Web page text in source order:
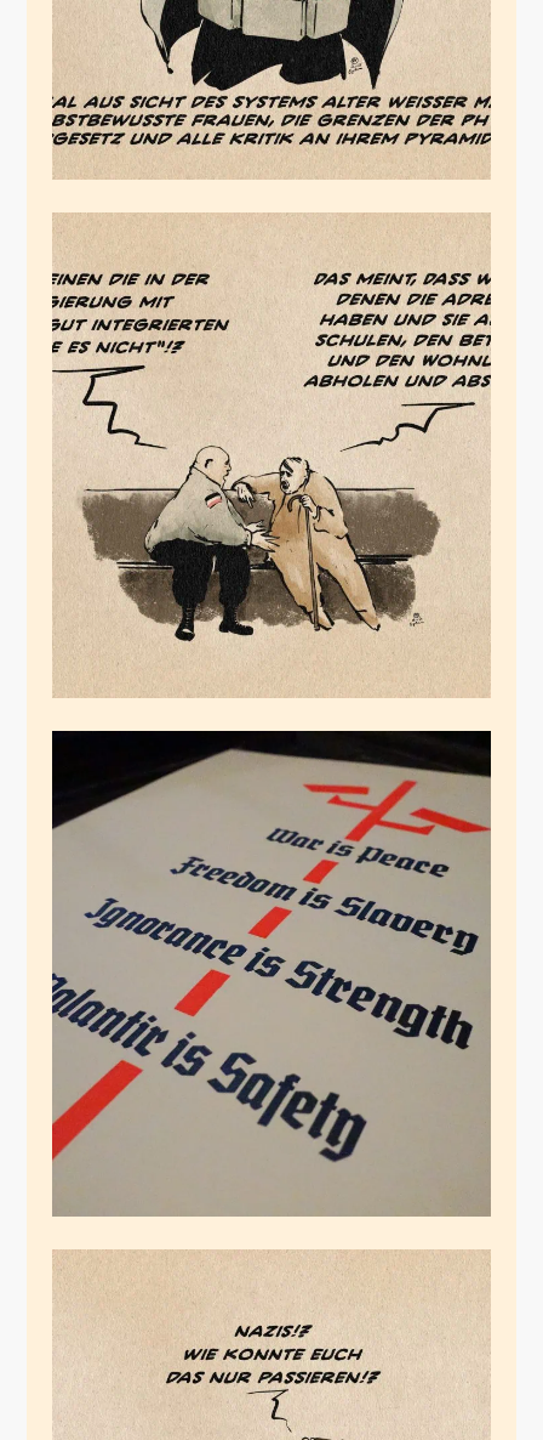
Die gut integrierte
Selbstbräune
November 2, 2025
Palantir is Safety
November 1, 2025